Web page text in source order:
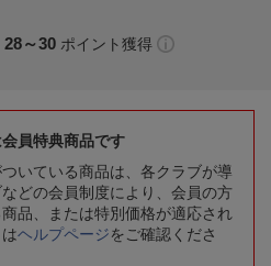
28～30 ポイント獲得
員特典商品です
ついている商品は、各クラブが導
どの会員制度により、会員の方
品、または特別価格が適応され
ヘルプページをご確認くださ